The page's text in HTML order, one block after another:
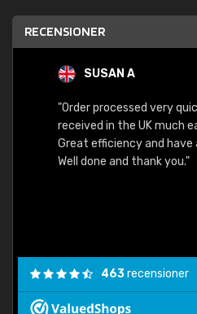
RECENSIONER
SUSAN A
"Order processed very
received in the UK much
Great efficiency and have
Well done and thank you."
463recensioner